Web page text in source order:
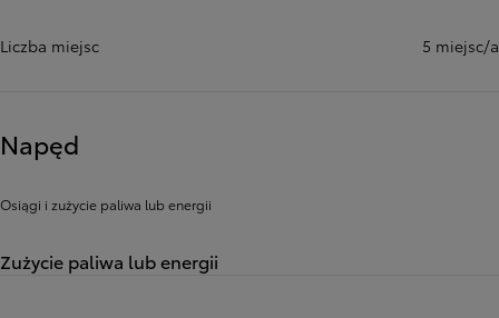
Liczba miejsc 5 miejsc/a
Napęd
Osiągi i zużycie paliwa lub energii
Zużycie paliwa lub energii